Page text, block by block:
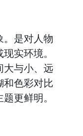
。是对人物
实环境。
大与小、远
和色彩对比
更鲜明。